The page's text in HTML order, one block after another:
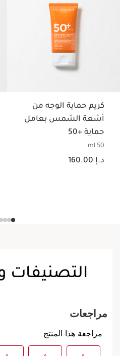
كريم حماية الوجه من
أشعة الشمس بعامل
حماية +50
50 ml
السعر الحالي هو د.إ 160.00
د.إ 160.00
التصنيفات